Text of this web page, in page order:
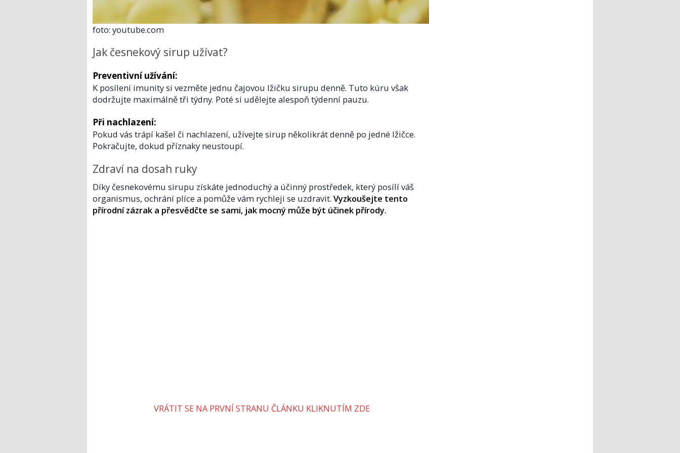
foto: youtube.com
Jak česnekový sirup užívat?
Preventivní užívání:
K posílení imunity si vezměte jednu čajovou lžičku sirupu denně. Tuto kúru však
dodržujte maximálně tři týdny. Poté si udělejte alespoň týdenní pauzu.
Při nachlazení:
Pokud vás trápí kašel či nachlazení, užívejte sirup několikrát denně po jedné lžičce.
Pokračujte, dokud příznaky neustoupí.
Zdraví na dosah ruky
Díky česnekovému sirupu získáte jednoduchý a účinný prostředek, který posílí váš
organismus, ochrání plíce a pomůže vám rychleji se uzdravit. Vyzkoušejte tento
přírodní zázrak a přesvědčte se sami, jak mocný může být účinek přírody.
VRÁTIT SE NA PRVNÍ STRANU ČLÁNKU KLIKNUTÍM ZDE